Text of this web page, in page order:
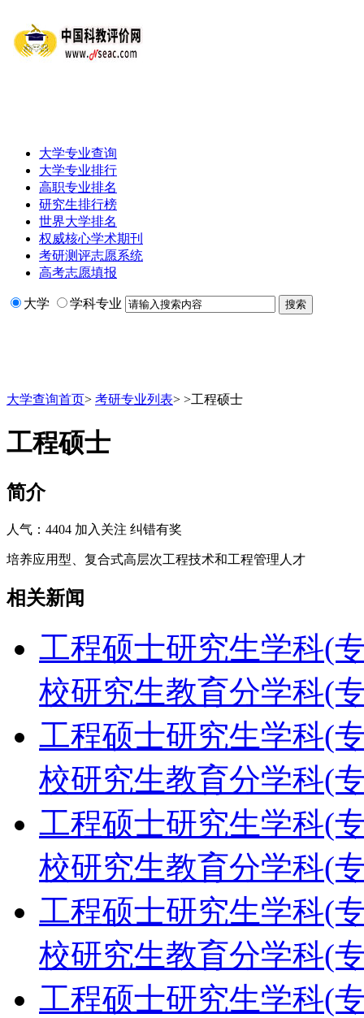
大学专业查询
大学专业排行
高职专业排名
研究生排行榜
世界大学排名
权威核心学术期刊
考研测评志愿系统
高考志愿填报
大学 学科专业
大学查询首页> 考研专业列表> >工程硕士
工程硕士
简介
人气：4404 加入关注 纠错有奖
培养应用型、复合式高层次工程技术和工程管理人才
相关新闻
工程硕士研究生学科(
校研究生教育分学科(
工程硕士研究生学科(
校研究生教育分学科(
工程硕士研究生学科(
校研究生教育分学科(
工程硕士研究生学科(
校研究生教育分学科(
工程硕士研究生学科(